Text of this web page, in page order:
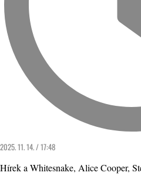
2025. 11. 14. / 17:48
Hírek a Whitesnake, Alice Cooper,